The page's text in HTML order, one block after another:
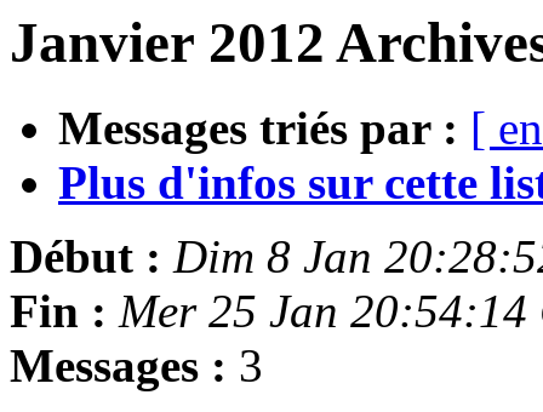
Janvier 2012
Messages triés par : [
Plus d'infos sur cette
Début : Dim 8 Jan
Fin : Mer 25 Jan 20:54:14
Messages : 3